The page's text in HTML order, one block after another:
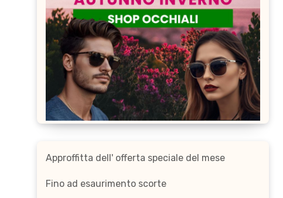
Approffitta dell' offerta speciale del mese
Fino ad esaurimento scorte